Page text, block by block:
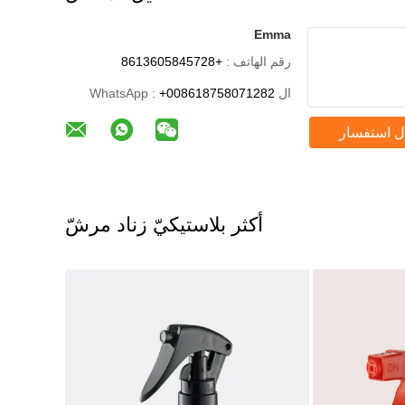
Emma
رقم الهاتف : +8613605845728
ال WhatsApp : +008618758071282
استفسار
أكثر بلاستيكيّ زناد مرشّ